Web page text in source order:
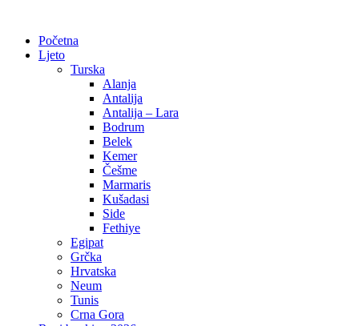
Početna
Ljeto
Turska
Alanja
Antalija
Antalija – Lara
Bodrum
Belek
Kemer
Češme
Marmaris
Kušadasi
Side
Fethiye
Egipat
Grčka
Hrvatska
Neum
Tunis
Crna Gora